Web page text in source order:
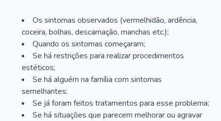
Os sintomas observados (vermelhidão, ardência,
coceira, bolhas, descamação, manchas etc.);
Quando os sintomas começaram;
Se há restrições para realizar procedimentos
estéticos;
Se há alguém na família com sintomas
semelhantes;
Se já foram feitos tratamentos para esse problema;
Se há situações que parecem melhorar ou agravar